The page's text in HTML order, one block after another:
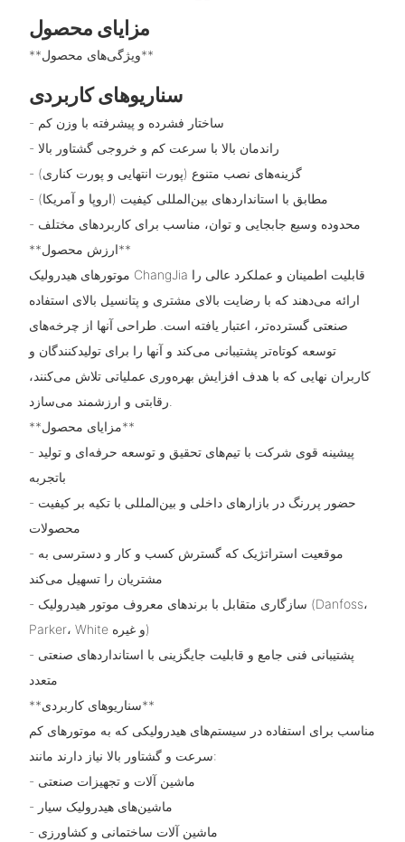
مزایای محصول
**ویژگی‌های محصول**
سناریوهای کاربردی
- ساختار فشرده و پیشرفته با وزن کم
- راندمان بالا با سرعت کم و خروجی گشتاور بالا
- گزینه‌های نصب متنوع (پورت انتهایی و پورت کناری)
- مطابق با استانداردهای بین‌المللی کیفیت (اروپا و آمریکا)
- محدوده وسیع جابجایی و توان، مناسب برای کاربردهای مختلف
**ارزش محصول**
موتورهای هیدرولیک ChangJia قابلیت اطمینان و عملکرد عالی را
ارائه می‌دهند که با رضایت بالای مشتری و پتانسیل بالای استفاده
صنعتی گسترده‌تر، اعتبار یافته است. طراحی آنها از چرخه‌های
توسعه کوتاه‌تر پشتیبانی می‌کند و آنها را برای تولیدکنندگان و
کاربران نهایی که با هدف افزایش بهره‌وری عملیاتی تلاش می‌کنند،
**مزایای محصول**
- پیشینه قوی شرکت با تیم‌های تحقیق و توسعه حرفه‌ای و تولید
باتجربه
- حضور پررنگ در بازارهای داخلی و بین‌المللی با تکیه بر کیفیت
محصولات
- موقعیت استراتژیک که گسترش کسب و کار و دسترسی به
مشتریان را تسهیل می‌کند
- سازگاری متقابل با برندهای معروف موتور هیدرولیک (Danfoss،
Parker، White و غیره)
- پشتیبانی فنی جامع و قابلیت جایگزینی با استانداردهای صنعتی
متعدد
**سناریوهای کاربردی**
مناسب برای استفاده در سیستم‌های هیدرولیکی که به موتورهای کم
سرعت و گشتاور بالا نیاز دارند مانند:
- ماشین آلات و تجهیزات صنعتی
- ماشین‌های هیدرولیک سیار
- ماشین آلات ساختمانی و کشاورزی